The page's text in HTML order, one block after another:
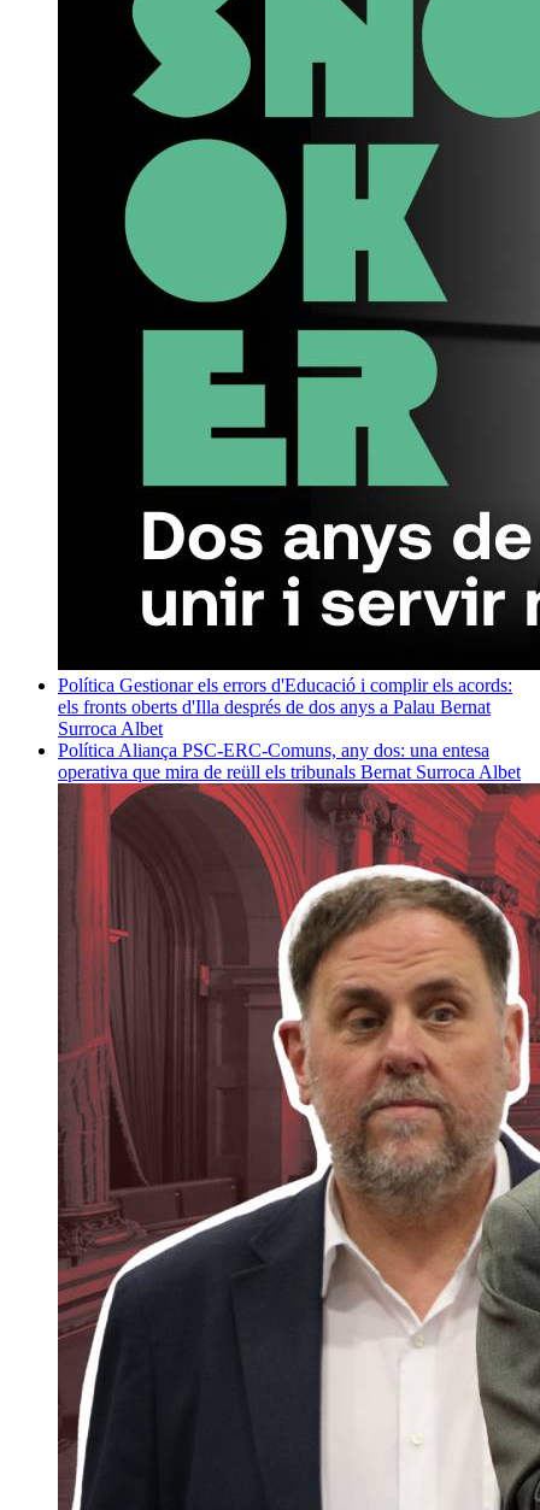
Política Gestionar els errors d'Educació i complir els acords:
els fronts oberts d'Illa després de dos anys a Palau Bernat
Surroca Albet
Política Aliança PSC-ERC-Comuns, any dos: una entesa
operativa que mira de reüll els tribunals Bernat Surroca Albet